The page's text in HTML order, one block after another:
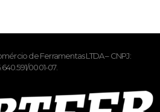
de Ferramentas LTDA – CNPJ:
0001-07.